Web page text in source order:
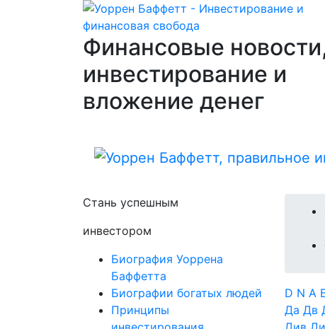
Финансовые
инвестирование и
вложение денег
Стань успешным
инвестором
Биография Уоррена
Баффетта
Биографии богатых людей
Принципы
D N А
Да Дв